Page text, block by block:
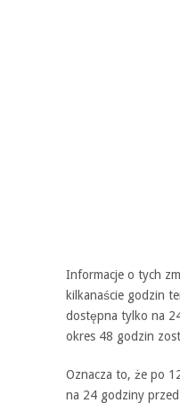
Informacje o tych
kilkanaście godzin
dostępna tylko na
okres 48 godzin
Oznacza to, że po
na 24 godziny